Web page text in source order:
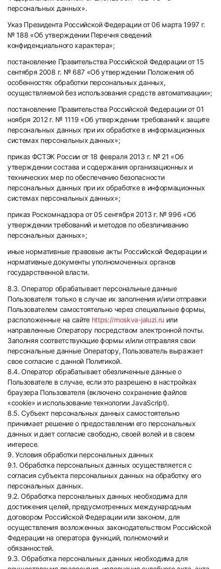
персональных данных».
Указ Президента Российской Федерации от 06 марта 1997 г.
№ 188 «Об утверждении Перечня сведений
конфиденциального характера»;
постановление Правительства Российской Федерации от 15
сентября 2008 г. № 687 «Об утверждении Положения об
особенностях обработки персональных данных,
осуществляемой без использования средств автоматизации»;
постановление Правительства Российской Федерации от 01
ноября 2012 г. № 1119 «Об утверждении требований к защите
персональных данных при их обработке в информационных
системах персональных данных»;
приказ ФСТЭК России от 18 февраля 2013 г. № 21 «Об
утверждении состава и содержания организационных и
технических мер по обеспечению безопасности
персональных данных при их обработке в информационных
системах персональных данных»;
приказ Роскомнадзора от 05 сентября 2013 г. № 996 «Об
утверждении требований и методов по обезличиванию
персональных данных»;
иные нормативные правовые акты Российской Федерации и
нормативные документы уполномоченных органов
государственной власти.
8.3. Оператор обрабатывает персональные данные
Пользователя только в случае их заполнения и/или отправки
Пользователем самостоятельно через специальные формы,
расположенные на сайте https://moskva-jaluzi.ru или
направленные Оператору посредством электронной почты.
Заполняя соответствующие формы и/или отправляя свои
персональные данные Оператору, Пользователь выражает
свое согласие с данной Политикой.
8.4. Оператор обрабатывает обезличенные данные о
Пользователе в случае, если это разрешено в настройках
браузера Пользователя (включено сохранение файлов
«cookie» и использование технологии JavaScript).
8.5. Субъект персональных данных самостоятельно
принимает решение о предоставлении его персональных
данных и дает согласие свободно, своей волей и в своем
интересе.
9. Условия обработки персональных данных
9.1. Обработка персональных данных осуществляется с
согласия субъекта персональных данных на обработку его
персональных данных.
9.2. Обработка персональных данных необходима для
достижения целей, предусмотренных международным
договором Российской Федерации или законом, для
осуществления возложенных законодательством Российской
Федерации на оператора функций, полномочий и
обязанностей.
9.3. Обработка персональных данных необходима для